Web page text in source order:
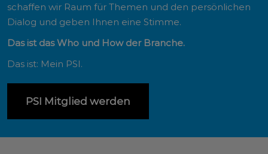
schaffen wir Raum für Themen und den persönlichen
Dialog und geben Ihnen eine Stimme.
Das ist das Who und How der Branche.
Das ist: Mein PSI.
PSI Mitglied werden